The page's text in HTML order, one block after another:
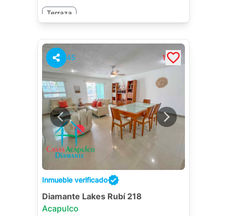
Terraza
45 1
Inmueble verificado
Diamante Lakes Rubí 218
Acapulco